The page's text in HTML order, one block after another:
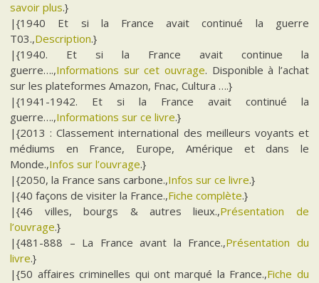
savoir plus.}
|{1940 Et si la France avait continué la guerre
T03.,Description.}
|{1940. Et si la France avait continue la
guerre….,Informations sur cet ouvrage. Disponible à l’achat
sur les plateformes Amazon, Fnac, Cultura ….}
|{1941-1942. Et si la France avait continué la
guerre….,Informations sur ce livre.}
|{2013 : Classement international des meilleurs voyants et
médiums en France, Europe, Amérique et dans le
Monde.,Infos sur l’ouvrage.}
|{2050, la France sans carbone.,Infos sur ce livre.}
|{40 façons de visiter la France.,Fiche complète.}
|{46 villes, bourgs & autres lieux.,Présentation de
l’ouvrage.}
|{481-888 – La France avant la France.,Présentation du
livre.}
|{50 affaires criminelles qui ont marqué la France.,Fiche du